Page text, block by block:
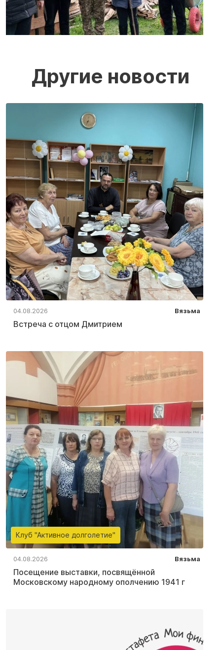
Другие новости
04.08.2026 Вязьма
Встреча с отцом Дмитрием
Клуб "Активное долголетие"
04.08.2026 Вязьма
Посещение выставки, посвящённой
Московскому народному ополчению 1941 г